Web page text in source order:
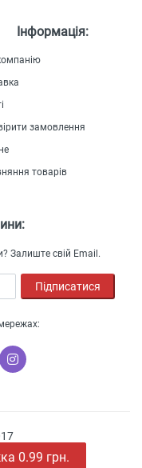
Ваша знижка 1.10 грн.
Інформація:
замовлення
товарів
Залиште свій Email.
Підписатися